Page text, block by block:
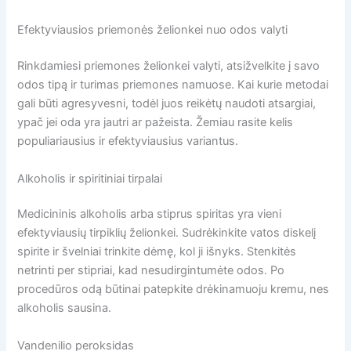
Efektyviausios priemonės želionkei nuo odos valyti
Rinkdamiesi priemones želionkei valyti, atsižvelkite į savo
odos tipą ir turimas priemones namuose. Kai kurie metodai
gali būti agresyvesni, todėl juos reikėtų naudoti atsargiai,
ypač jei oda yra jautri ar pažeista. Žemiau rasite kelis
populiariausius ir efektyviausius variantus.
Alkoholis ir spiritiniai tirpalai
Medicininis alkoholis arba stiprus spiritas yra vieni
efektyviausių tirpiklių želionkei. Sudrėkinkite vatos diskelį
spirite ir švelniai trinkite dėmę, kol ji išnyks. Stenkitės
netrinti per stipriai, kad nesudirgintumėte odos. Po
procedūros odą būtinai patepkite drėkinamuoju kremu, nes
alkoholis sausina.
Vandenilio peroksidas